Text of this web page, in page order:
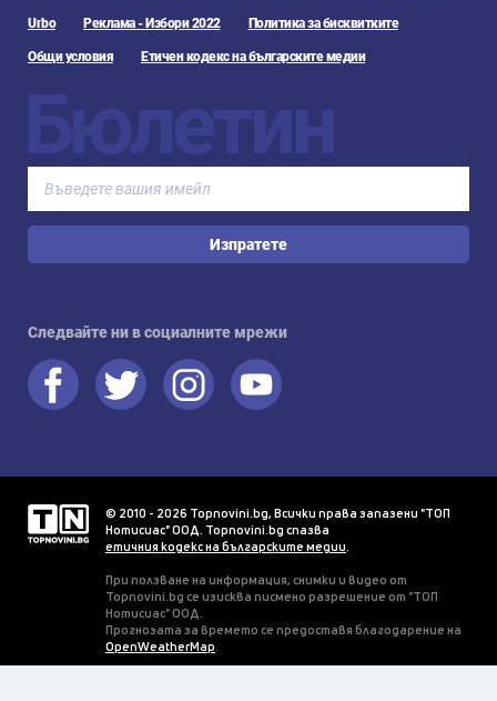
Urbo Реклама - Избори 2022 Политика за бисквитките
Общи условия Етичен кодекс на българските медии
Бюлетин
Изпратете
Следвайте ни в социалните мрежи
© 2010 - 2026 Topnovini.bg, Всички права запазени "ТОП
Нотисиас" ООД. Topnovini.bg спазва
етичния кодекс на българските медии.
При ползване на информация, снимки и видео от
Topnovini.bg се изисква писмено разрешение от "ТОП
Нотисиас" ООД.
Прогнозата за времето се предоставя благодарение на
OpenWeatherMap.